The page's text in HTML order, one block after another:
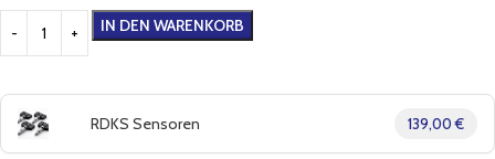
IN DEN WARENKORB
RDKS Sensoren 139,00 €